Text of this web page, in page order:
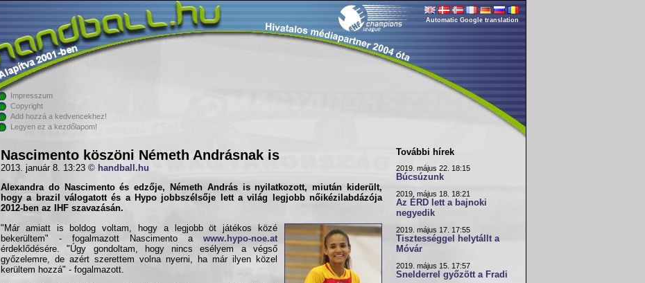
Automatic Google translation
Impresszum
Copyright
Add hozzá a kedvencekhez!
Legyen ez a kezdőlapom!
Nascimento köszöni Németh Andrásnak is
2013. január 8. 13:23 © handball.hu
Alexandra do Nascimentoés edzője, Németh Andrásis nyilatkozott, miután kiderült,
hogy a brazil válogatott és a Hypo jobbszélsője lett a világ legjobb nőikézilabdázója
2012-ben az IHF szavazásán.
"Már amiatt is boldog voltam, hogy a legjobb öt játékos közé
bekerültem" - fogalmazott Nascimento a www.hypo-noe.at
érdeklődésére. "Úgy gondoltam, hogy nincs esélyem a végső
győzelemre, de azért szerettem volna nyerni, ha már ilyen közel
kerültem hozzá" - fogalmazott.
További hírek
2019. május 22. 18:15
Búcsúzunk
2019. május 18. 18:21
Az ÉRD lett a bajnoki
negyedik
2019. május 17. 17:55
Tisztességgel helytállt a
Móvár
2019. május 15. 17:57
Snelderrel győzött a Fradi